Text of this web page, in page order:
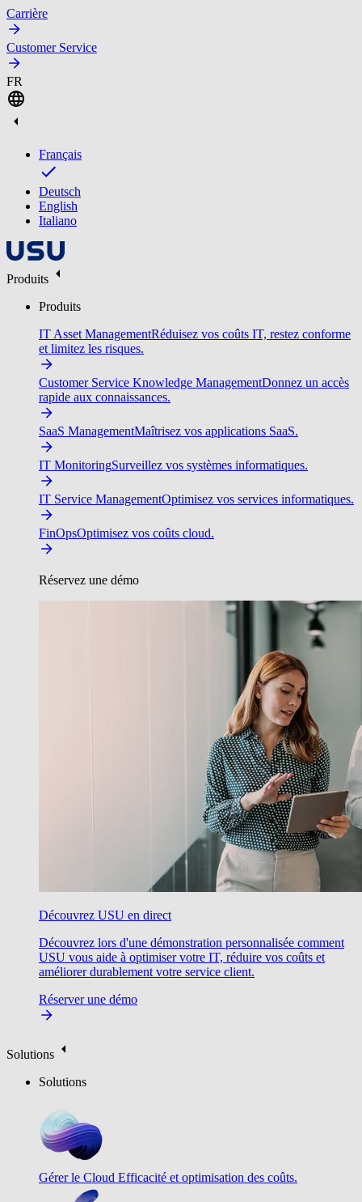
Carrière
Customer Service
FR
Français
Deutsch
English
Italiano
Produits
Produits
IT Asset ManagementRéduisez vos coûts IT, restez conforme
et limitez les risques.
Customer Service Knowledge ManagementDonnez un accès
rapide aux connaissances.
SaaS ManagementMaîtrisez vos applications SaaS.
IT MonitoringSurveillez vos systèmes informatiques.
IT Service ManagementOptimisez vos services informatiques.
FinOpsOptimisez vos coûts cloud.
Réservez une démo
Découvrez USU en direct
Découvrez lors d'une démonstration personnalisée comment
USU vous aide à optimiser votre IT, réduire vos coûts et
améliorer durablement votre service client.
Réserver une démo
Solutions
Solutions
Gérer le Cloud Efficacité et optimisation des coûts.